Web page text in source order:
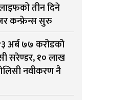
तीन दिने
कन्फ्रेन्स सुरु
अर्ब ७७ करोडको
सरेण्डर, १० लाख
नवीकरण नै